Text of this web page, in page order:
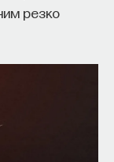
резко